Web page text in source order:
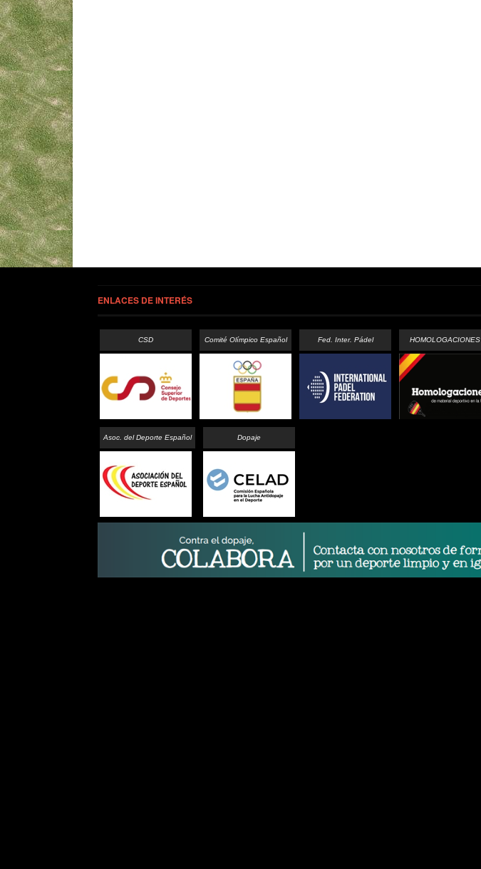
ENLACES DE INTERÉS
CSD Comité Olímpico Español Fed. Inter. Pádel HOMOLOGACIONES
Asoc. del Deporte Español Dopaje